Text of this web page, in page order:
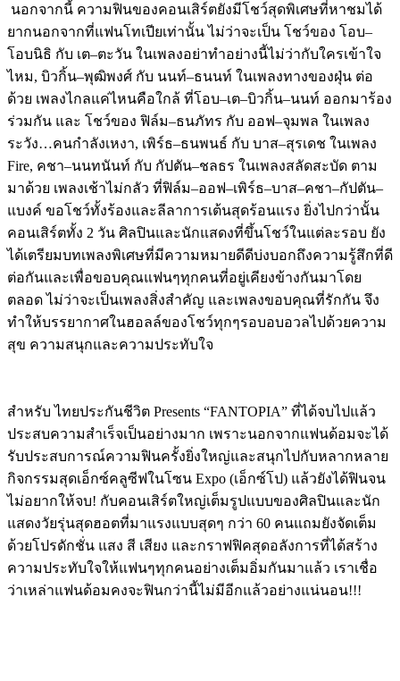
นอกจากนี้ ความฟินของคอนเสิร์ตยังมีโชว์สุดพิเศษที่หาชมได้
ยากนอกจากที่แฟนโทเปียเท่านั้น ไม่ว่าจะเป็น โชว์ของ โอบ–
โอบนิธิ กับ เต–ตะวัน ในเพลงอย่าทำอย่างนี้ไม่ว่ากับใครเข้าใจ
ไหม, บิวกิ้น–พุฒิพงศ์ กับ นนท์–ธนนท์ ในเพลงทางของฝุ่น ต่อ
ด้วย เพลงไกลแค่ไหนคือใกล้ ที่โอบ–เต–บิวกิ้น–นนท์ ออกมาร้อง
ร่วมกัน และ โชว์ของ ฟิล์ม–ธนภัทร กับ ออฟ–จุมพล ในเพลง
ระวัง…คนกำลังเหงา, เพิร์ธ–ธนพนธ์ กับ บาส–สุรเดช ในเพลง
Fire, คชา–นนทนันท์ กับ กัปตัน–ชลธร ในเพลงสลัดสะบัด ตาม
มาด้วย เพลงเช้าไม่กลัว ที่ฟิล์ม–ออฟ–เพิร์ธ–บาส–คชา–กัปตัน–
แบงค์ ขอโชว์ทั้งร้องและลีลาการเต้นสุดร้อนแรง ยิ่งไปกว่านั้น
คอนเสิร์ตทั้ง 2 วัน ศิลปินและนักแสดงที่ขึ้นโชว์ในแต่ละรอบ ยัง
ได้เตรียมบทเพลงพิเศษที่มีความหมายดีดีบ่งบอกถึงความรู้สึกที่ดี
ต่อกันและเพื่อขอบคุณแฟนๆทุกคนที่อยู่เคียงข้างกันมาโดย
ตลอด ไม่ว่าจะเป็นเพลงสิ่งสำคัญ และเพลงขอบคุณที่รักกัน จึง
ทำให้บรรยากาศในฮอลล์ของโชว์ทุกๆรอบอบอวลไปด้วยความ
สุข ความสนุกและความประทับใจ
สำหรับ ไทยประกันชีวิต Presents “FANTOPIA” ที่ได้จบไปแล้ว
ประสบความสำเร็จเป็นอย่างมาก เพราะนอกจากแฟนด้อมจะได้
รับประสบการณ์ความฟินครั้งยิ่งใหญ่และสนุกไปกับหลากหลาย
กิจกรรมสุดเอ็กซ์คลูซีฟในโซน Expo (เอ็กซ์โป) แล้วยังได้ฟินจน
ไม่อยากให้จบ! กับคอนเสิร์ตใหญ่เต็มรูปแบบของศิลปินและนัก
แสดงวัยรุ่นสุดฮอตที่มาแรงแบบสุดๆ กว่า 60 คนแถมยังจัดเต็ม
ด้วยโปรดักชั่น แสง สี เสียง และกราฟฟิคสุดอลังการที่ได้สร้าง
ความประทับใจให้แฟนๆทุกคนอย่างเต็มอิ่มกันมาแล้ว เราเชื่อ
ว่าเหล่าแฟนด้อมคงจะฟินกว่านี้ไม่มีอีกแล้วอย่างแน่นอน!!!